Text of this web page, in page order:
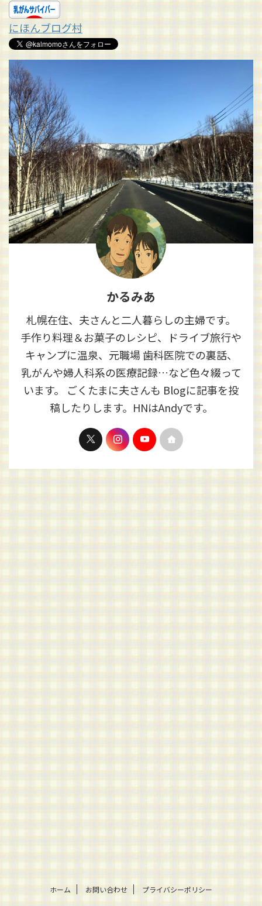
にほんブログ村
かるみあ
札幌在住、夫さんと二人暮らしの主婦です。
手作り料理＆お菓子のレシピ、ドライブ旅行や
キャンプに温泉、元職場 歯科医院での裏話、
乳がんや婦人科系の医療記録…など色々綴って
います。 ごくたまに夫さんも Blogに記事を投
稿したりします。HNはAndyです。
ホーム お問い合わせ プライバシーポリシー